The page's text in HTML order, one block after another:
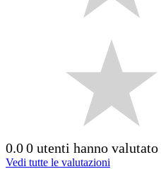
0.00 utenti hanno valutato
Vedi tutte le valutazioni